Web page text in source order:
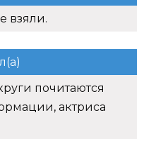
взяли.
почитаются
актриса